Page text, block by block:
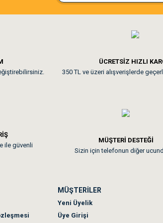
bayıldım Pamuk için aradığım tüm
olması iyi.
Jack russell köpeğim severek yedi. Tüy
ÜCRETSİZ HIZLI
350 TL ve üzeri alışverişlerde
ile güvenli
MÜŞTERİ DESTEĞİ
Sizin için telefonun diğer
MÜŞTERİLER
Yeni Üyelik
Üye Girişi